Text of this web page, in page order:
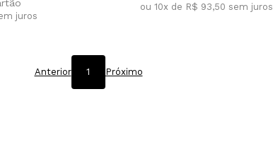
juros
ou 10x de R$ 93,50 sem juros
Anterior 1 Próximo